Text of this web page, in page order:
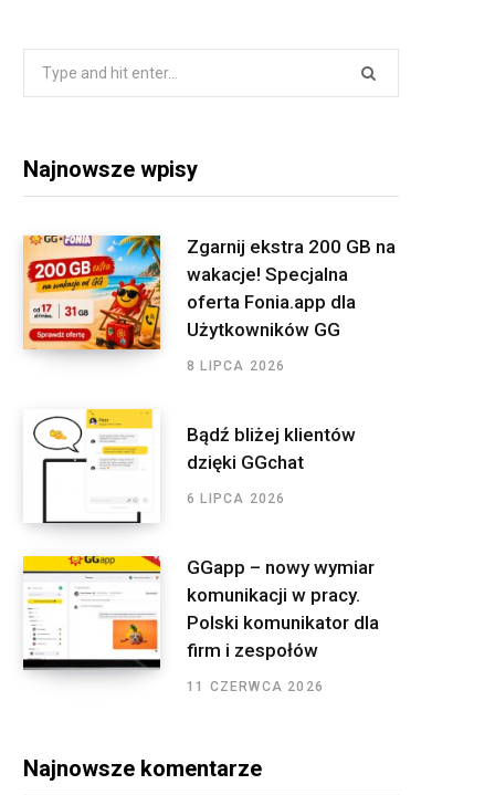
c
o
o
k
i
e
r
s
r
m
S n
I
c
f
o
Najnowsze wpisy
Zgarnij ekstra 200 GB na
wakacje! Specjalna
oferta Fonia.app dla
Użytkowników GG
8 LIPCA 2026
Bądź bliżej klientów
dzięki GGchat
6 LIPCA 2026
GGapp – nowy wymiar
komunikacji w pracy.
Polski komunikator dla
firm i zespołów
11 CZERWCA 2026
Najnowsze komentarze